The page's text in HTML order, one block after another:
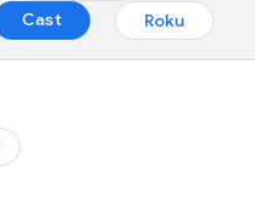
Cast Roku